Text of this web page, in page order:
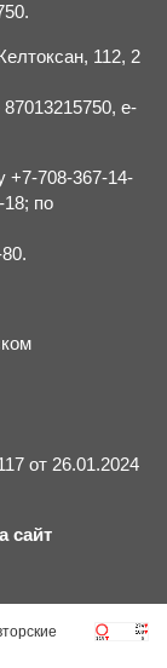
112, 2
e-
+7-708-367-14-
18; по
от 26.01.2024
сайт